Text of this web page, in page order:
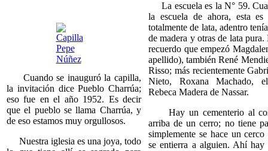
Cuando se inauguró la capilla,
la invitación dice Pueblo Charrúa;
eso fue en el año 1952. Es decir
que el pueblo se llama Charrúa, y
de eso estamos muy orgullosos.
Nuestra iglesia es una joya, todo
La escuela es la N° 59.
la escuela de ahora, esta es
totalmente de lata, adentro
de madera y otras de lata pura.
recuerdo que empezó
apellido), también René
Risso; más recientemente
Nieto, Roxana Machado,
Rebeca Madera de Nassar.
Hay un cementerio al
arriba de un cerro; no tiene
simplemente se hace un
se entierra a alguien. Ahí hay